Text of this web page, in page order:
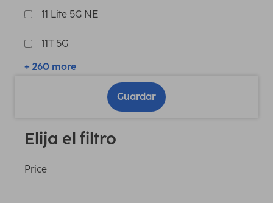
11 Lite 5G NE
11T 5G
+ 260 more
Guardar
Elija el filtro
Price